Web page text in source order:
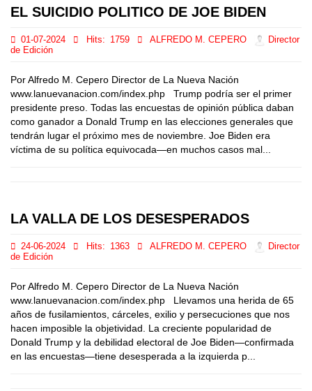
EL SUICIDIO POLITICO DE JOE BIDEN
01-07-2024 Hits: 1759 ALFREDO M. CEPERO
Director
de Edición
Por Alfredo M. Cepero Director de La Nueva Nación
www.lanuevanacion.com/index.php Trump podría ser el primer
presidente preso. Todas las encuestas de opinión pública daban
como ganador a Donald Trump en las elecciones generales que
tendrán lugar el próximo mes de noviembre. Joe Biden era
víctima de su política equivocada—en muchos casos mal...
LA VALLA DE LOS DESESPERADOS
24-06-2024 Hits: 1363 ALFREDO M. CEPERO
Director
de Edición
Por Alfredo M. Cepero Director de La Nueva Nación
www.lanuevanacion.com/index.php Llevamos una herida de 65
años de fusilamientos, cárceles, exilio y persecuciones que nos
hacen imposible la objetividad. La creciente popularidad de
Donald Trump y la debilidad electoral de Joe Biden—confirmada
en las encuestas—tiene desesperada a la izquierda p...